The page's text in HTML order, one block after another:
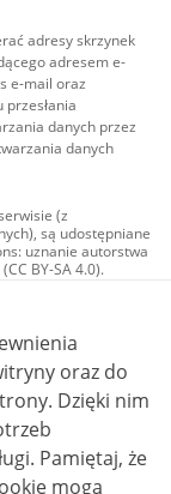
adresy skrzynek
adresem e-
e-mail oraz
danych przez
danych
(z
są udostępniane
uznanie autorstwa
BY-SA 4.0).
materiały
licencji typu
użycie
4.0 (CC BY-
inaczej.
oraz do
nim
że
mogą